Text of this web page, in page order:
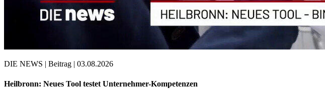
DIE NEWS | Beitrag | 03.08.2026
Heilbronn: Neues Tool testet Unternehmer-Kompetenzen